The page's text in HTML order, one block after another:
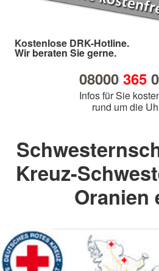
Kostenlose DRK-Hotline.
Wir beraten Sie gerne.
08000 365
Infos für Sie
rund um die
Kreuz-
Oranien